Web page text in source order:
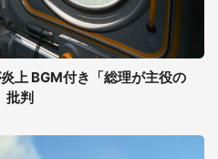
上 BGM付き「総理が主役の
批判